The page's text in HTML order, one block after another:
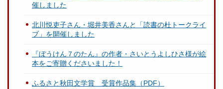
催しました
北川悦吏子さん・堀井美香さんと「読書の杜トークライ
ブ」を開催しました
『ぼうけん７のたん』の作者・さいとうよしひさ様が絵
本をご寄贈くださいました！
ふるさと秋田文学賞 受賞作品集（PDF）